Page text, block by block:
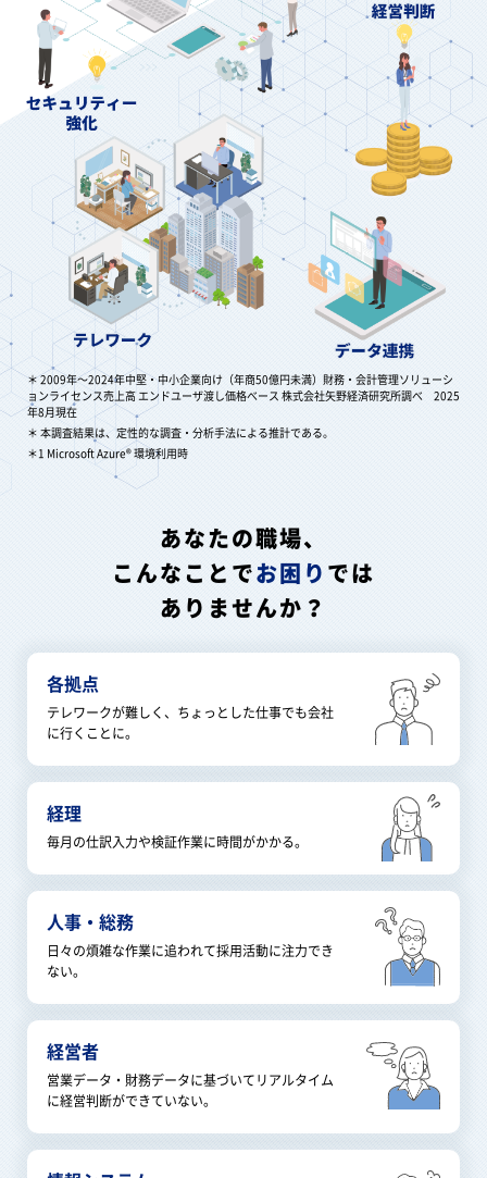
＊ 2009年〜2024年中堅・中小企業向け（年商50億円未満）財務・会計管理ソリューシ
ョンライセンス売上高 エンドユーザ渡し価格べース 株式会社矢野経済研究所調べ 2025
年8月現在
＊ 本調査結果は、定性的な調査・分析手法による推計である。
＊1 Microsoft Azure® 環境利用時
あなたの職場、
こんなことでお困り では
ありませんか？
各拠点
テレワークが難しく、ちょっとした仕事でも会社
に行くことに。
経理
毎月の仕訳入力や検証作業に時間がかかる。
人事・総務
日々の煩雑な作業に追われて採用活動に注力でき
ない。
経営者
営業データ・財務データに基づいてリアルタイム
に経営判断ができていない。